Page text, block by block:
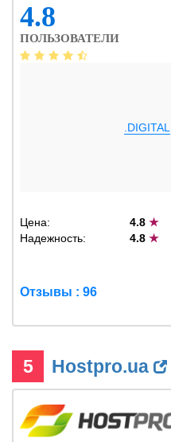
4.8
ПОЛЬЗОВАТЕЛИ
.DIGITAL
Цена: 4.8★
Надежность:
4.8★
Отзывы : 96
5 Hostpro.ua